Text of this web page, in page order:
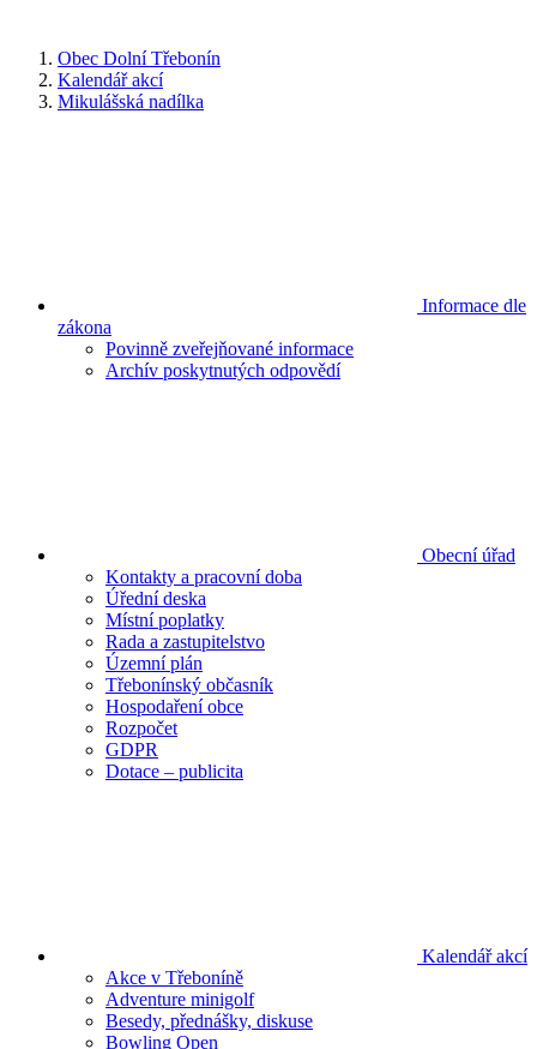
Obec Dolní Třebonín
Kalendář akcí
Mikulášská nadílka
Informace dle
zákona
Povinně zveřejňované informace
Archív poskytnutých odpovědí
Obecní úřad
Kontakty a pracovní doba
Úřední deska
Místní poplatky
Rada a zastupitelstvo
Územní plán
Třebonínský občasník
Hospodaření obce
Rozpočet
GDPR
Dotace – publicita
Kalendář akcí
Akce v Třeboníně
Adventure minigolf
Besedy, přednášky, diskuse
Bowling Open